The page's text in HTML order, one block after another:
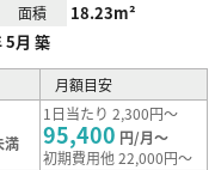
面積 18.23m²
5月 築
月額目安
満
1日当たり 2,300円～
95,400 円/月～
初期費用他 22,000円～